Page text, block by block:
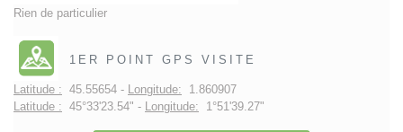
Rien de particulier
1ER POINT GPS VISITE
Latitude : 45.55654 - Longitude: 1.860907
Latitude : 45°33'23.54" - Longitude: 1°51'39.27"